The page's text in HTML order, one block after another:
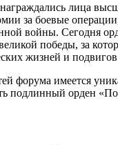
лица
за боевые
войны. Сегодня
победы, за
жизней и
форума имеется
подлинный орден